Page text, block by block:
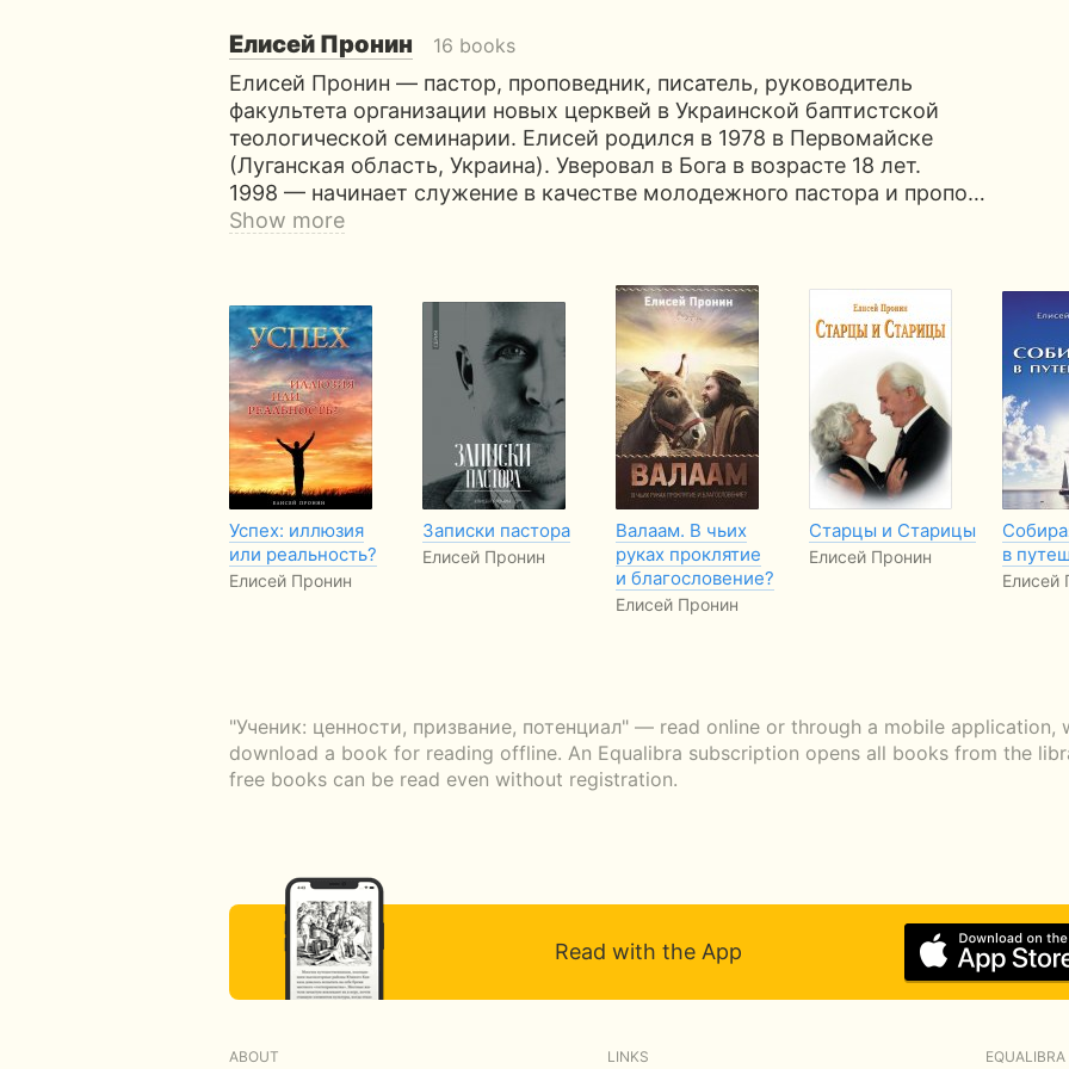
Елисей Пронин 16 books
Елисей Пронин — пастор, проповедник, писатель, руководитель
факультета организации новых церквей в Украинской баптистской
теологической семинарии. Елисей родился в 1978 в Первомайске
(Луганская область, Украина). Уверовал в Бога в возрасте 18 лет.
1998 — начинает служение в качестве молодежного пастора и пропо…
Show more
Успех: иллюзия
или реальность?
Елисей Пронин
Записки пастора
Елисей Пронин
Валаам. В чьих
руках проклятие
и благословение?
Елисей Пронин
Старцы и Старицы
Елисей Пронин
в
Елисей
"Ученик: ценности, призвание, потенциал" — read online or through a mobile
download a book for reading offline. An Equalibra subscription opens all books from the
free books can be read even without registration.
Read with the App
ABOUT LINKS